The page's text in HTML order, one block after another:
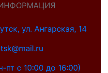
ул. Ангарская, 14
с 10:00 до 16:00)